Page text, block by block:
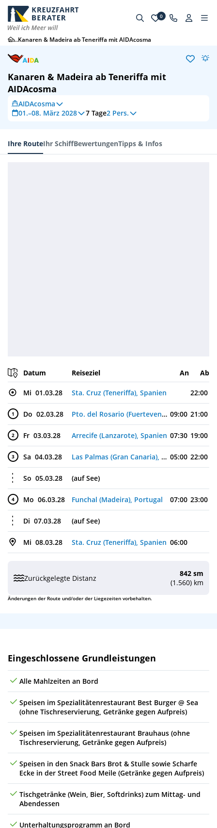
0
...Kanaren & Madeira ab Teneriffa mit AIDAcosma
Kanaren & Madeira ab Teneriffa mit
AIDAcosma
AIDAcosma
01.–08. März 2028
7 Tage2 Pers.
Ihre RouteIhr SchiffBewertungenTipps & Infos
Datum Reiseziel An Ab
Mi 01.03.28 Sta. Cruz (Teneriffa), Spanien 22:00
1 Do 02.03.28 Pto. del Rosario (Fuerteventura), Spanien 09:00 21:00
2 Fr 03.03.28 Arrecife (Lanzarote), Spanien 07:30 19:00
3 Sa 04.03.28 Las Palmas (Gran Canaria), Spanien 05:00 22:00
So 05.03.28 (auf See)
4 Mo 06.03.28 Funchal (Madeira), Portugal 07:00 23:00
Di 07.03.28 (auf See)
Mi 08.03.28 Sta. Cruz (Teneriffa), Spanien 06:00
Zurückgelegte Distanz
842 sm
(1.560) km
Änderungen der Route und/oder der Liegezeiten vorbehalten.
Leistungen
Eingeschlossene Grundleistungen
Alle Mahlzeiten an Bord
Speisen im Spezialitätenrestaurant Best Burger @ Sea
(ohne Tischreservierung, Getränke gegen Aufpreis)
Speisen im Spezialitätenrestaurant Brauhaus (ohne
Tischreservierung, Getränke gegen Aufpreis)
Speisen in den Snack Bars Brot & Stulle sowie Scharfe
Ecke in der Street Food Meile (Getränke gegen Aufpreis)
Tischgetränke (Wein, Bier, Softdrinks) zum Mittag- und
Abendessen
Unterhaltungsprogramm an Bord